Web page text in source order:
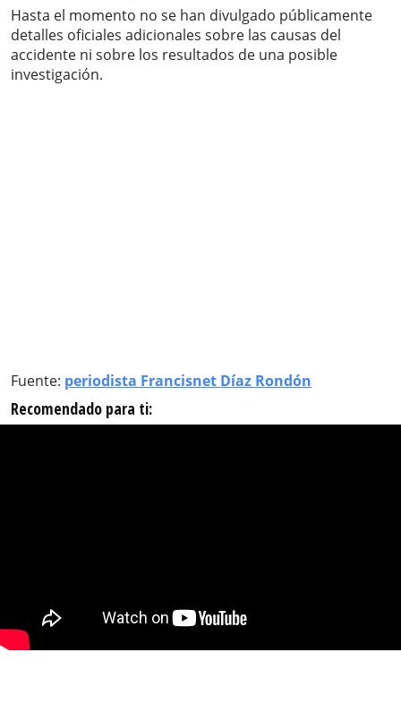
Hasta el momento no se han divulgado públicamente
detalles oficiales adicionales sobre las causas del
accidente ni sobre los resultados de una posible
investigación.
Fuente: periodista Francisnet Díaz Rondón
Recomendado para ti: